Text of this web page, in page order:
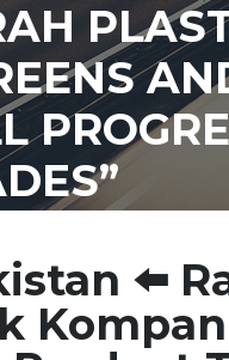
⬅️